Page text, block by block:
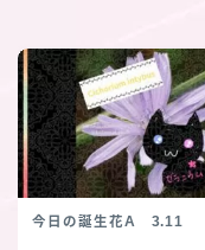
今日の誕生花A 3.11